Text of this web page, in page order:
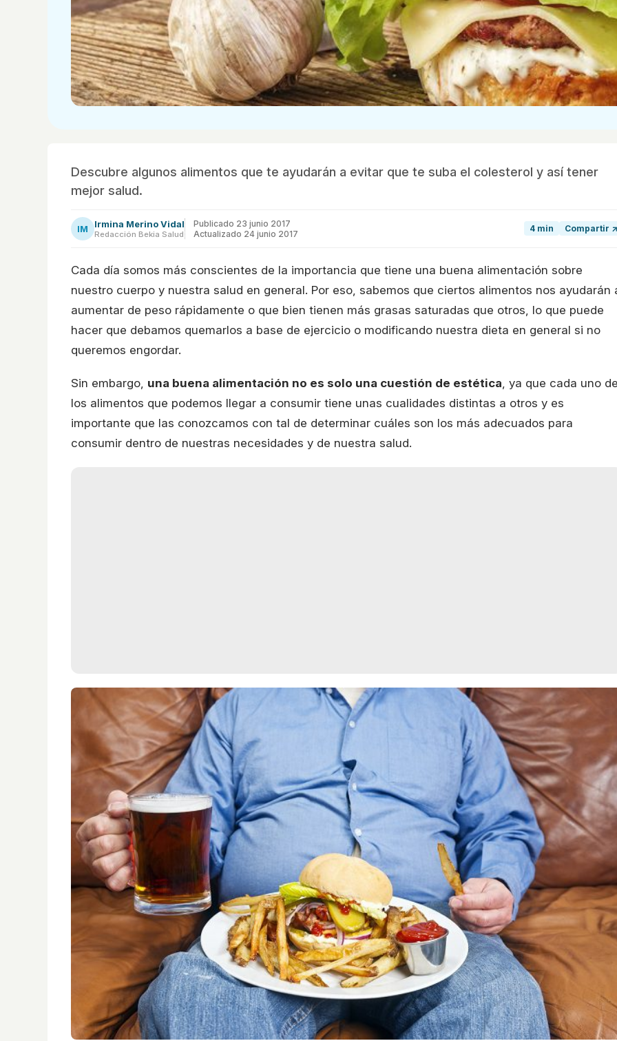
Descubre algunos alimentos que te ayudarán a evitar que te suba el colesterol y así tener
mejor salud.
IM Irmina Merino Vidal
Redacción Bekia Salud
Publicado 23 junio 2017
Actualizado 24 junio 2017
4 min Compartir ↗
Cada día somos más conscientes de la importancia que tiene una buena alimentación sobre
nuestro cuerpo y nuestra salud en general. Por eso, sabemos que ciertos alimentos nos ayudarán
aumentar de peso rápidamente o que bien tienen más grasas saturadas que otros, lo que puede
hacer que debamos quemarlos a base de ejercicio o modificando nuestra dieta en general si no
queremos engordar.
Sin embargo, una buena alimentación no es solo una cuestión de estética , ya que cada uno de
los alimentos que podemos llegar a consumir tiene unas cualidades distintas a otros y es
importante que las conozcamos con tal de determinar cuáles son los más adecuados para
consumir dentro de nuestras necesidades y de nuestra salud.